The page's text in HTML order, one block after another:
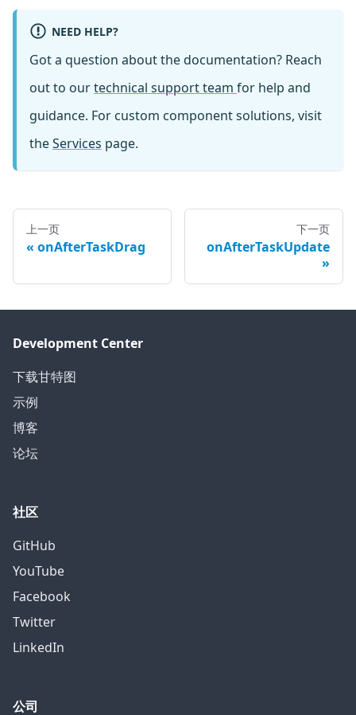
NEED HELP?
Got a question about the documentation? Reach
out to ourtechnical support team for help and
guidance. For custom component solutions, visit
theServices page.
上一页
onAfterTaskDrag
下一页
onAfterTaskUpdate
Development Center
下载甘特图
示例
博客
论坛
社区
GitHub
YouTube
Facebook
Twitter
LinkedIn
公司